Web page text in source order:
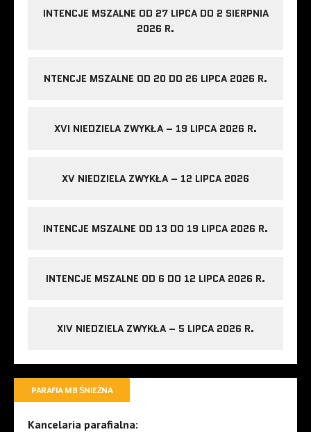
INTENCJE MSZALNE OD 27 LIPCA DO 2 SIERPNIA
2026 R.
NTENCJE MSZALNE OD 20 DO 26 LIPCA 2026 R.
XVI NIEDZIELA ZWYKŁA – 19 LIPCA 2026 R.
XV NIEDZIELA ZWYKŁA – 12 LIPCA 2026
INTENCJE MSZALNE OD 13 DO 19 LIPCA 2026 R.
INTENCJE MSZALNE OD 6 DO 12 LIPCA 2026 R.
XIV NIEDZIELA ZWYKŁA – 5 LIPCA 2026 R.
PARAFIA MB ŚNIEŻNA
Kancelaria parafialna: